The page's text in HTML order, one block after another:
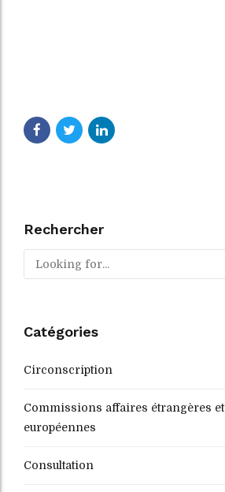
Rechercher
Catégories
Circonscription
Commissions affaires étrangères et
européennes
Consultation